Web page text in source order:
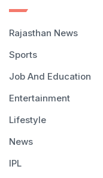
Rajasthan News
Sports
Job And Education
Entertainment
Lifestyle
News
IPL